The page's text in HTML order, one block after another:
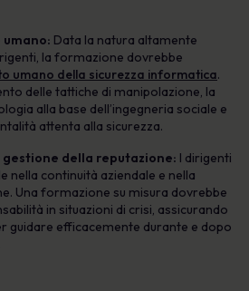
Data la natura altamente
la formazione dovrebbe
umano della sicurezza informatica.
delle tattiche di manipolazione, la
alla base dell’ingegneria sociale e
attenta alla sicurezza.
della reputazione: I dirigenti
nella continuità aziendale e nella
Una formazione su misura dovrebbe
in situazioni di crisi, assicurando
guidare efficacemente durante e dopo